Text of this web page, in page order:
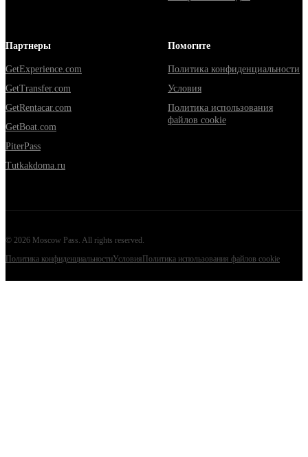
Партнеры
GetExperience.com
GetTransfer.com
GetRentacar.com
GetBoat.com
PiterPass
Tutkakdoma.ru
Помогите
Политика конфиденциальности
Условия
Политика использования
файлов cookie
© 2026 Moscow Pass. All rights reserved.
Политика конфиденциальностиУсловия Политика использования файлов cookie